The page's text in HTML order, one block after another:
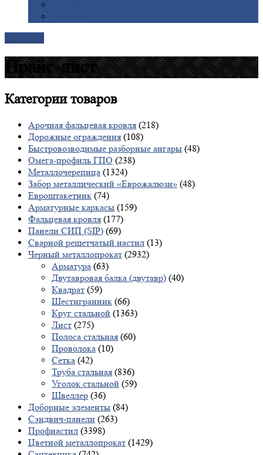
Прайс-лист
Категориитоваров
Арочная фальцевая кровля (218)
Дорожные ограждения (108)
Быстровозводимые разборные ангары (48)
Омега-профиль ГПО (238)
Металлочерепица (1324)
Забор металлический «Еврожалюзи» (48)
Евроштакетник (74)
Арматурные каркасы (159)
Фальцевая кровля (177)
Панели СИП (SIP) (69)
Сварной решетчатый настил (13)
Черный металлопрокат (2932)
Арматура (63)
Двутавровая балка (двутавр) (40)
Квадрат (59)
Шестигранник (66)
Круг стальной (1363)
Лист (275)
Полоса стальная (60)
Проволока (10)
Сетка (42)
Труба стальная (836)
Уголок стальной (59)
Швеллер (36)
Доборные элементы (84)
Сэндвич-панели (263)
Профнастил (3398)
Цветной металлопрокат (1429)